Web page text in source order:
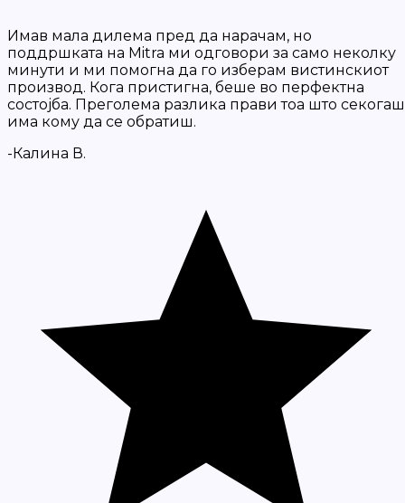
Имав мала дилема пред да нарачам, но
поддршката на Mitra ми одговори за само неколку
минути и ми помогна да го изберам вистинскиот
производ. Кога пристигна, беше во перфектна
состојба. Преголема разлика прави тоа што секогаш
има кому да се обратиш.
-Калина В.